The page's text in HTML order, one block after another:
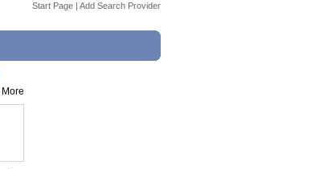
Start Page | Add Search Provider
More